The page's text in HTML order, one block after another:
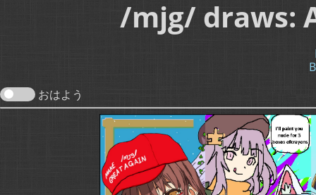
/mjg/ draws:
おはよう